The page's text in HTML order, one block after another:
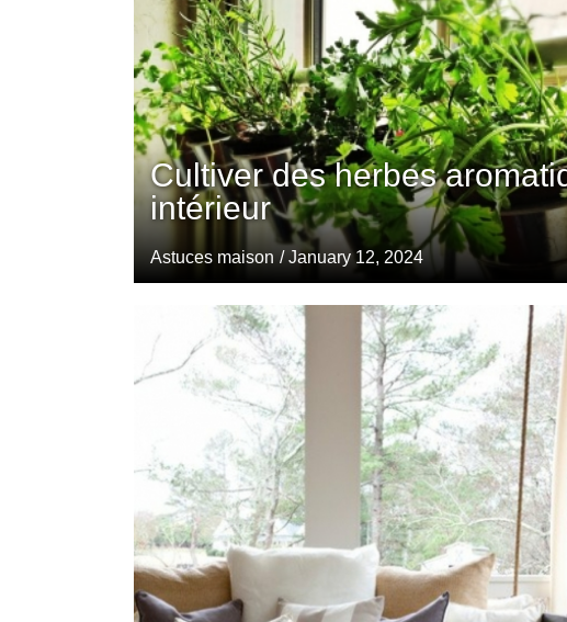
Cultiver des herbes
intérieur
Astuces maison / January 12, 2024